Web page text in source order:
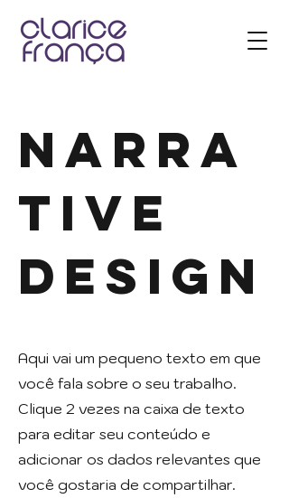
Narra
tive
DEsign
Aqui vai um pequeno texto em que
você fala sobre o seu trabalho.
Clique 2 vezes na caixa de texto
para editar seu conteúdo e
adicionar os dados relevantes que
você gostaria de compartilhar.